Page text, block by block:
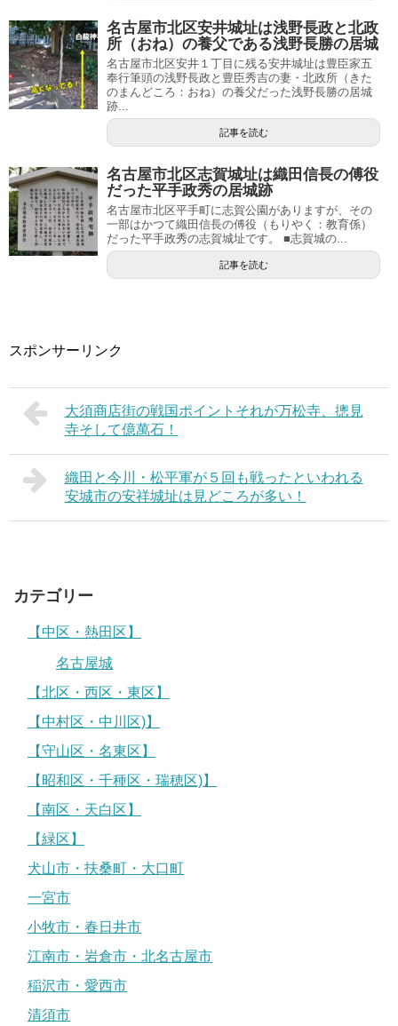
名古屋市北区安井城址は浅野長政と北政
所（おね）の養父である浅野長勝の居城
名古屋市北区安井１丁目に残る安井城址は豊臣家五
奉行筆頭の浅野長政と豊臣秀吉の妻・北政所（きた
のまんどころ：おね）の養父だった浅野長勝の居城
跡...
記事を読む
名古屋市北区志賀城址は織田信長の傅役
だった平手政秀の居城跡
名古屋市北区平手町に志賀公園がありますが、その
一部はかつて織田信長の傅役（もりやく：教育係）
だった平手政秀の志賀城址です。 ■志賀城の...
記事を読む
スポンサーリンク
大須商店街の戦国ポイントそれが万松寺、摠見
寺そして億萬石！
織田と今川・松平軍が５回も戦ったといわれる
安城市の安祥城址は見どころが多い！
カテゴリー
【中区・熱田区】
名古屋城
【北区・西区・東区】
【中村区・中川区)】
【守山区・名東区】
【昭和区・千種区・瑞穂区)】
【南区・天白区】
【緑区】
犬山市・扶桑町・大口町
一宮市
小牧市・春日井市
江南市・岩倉市・北名古屋市
稲沢市・愛西市
清須市